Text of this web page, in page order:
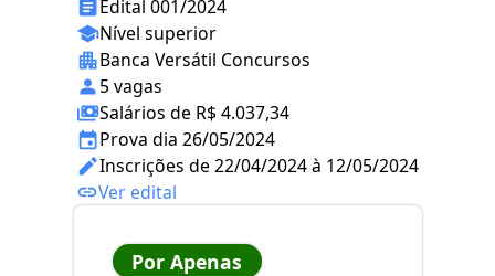
Edital 001/2024
Nível superior
Banca Versátil Concursos
5 vagas
Salários de R$ 4.037,34
Prova dia 26/05/2024
Inscrições de 22/04/2024 à 12/05/2024
Ver edital
Por Apenas